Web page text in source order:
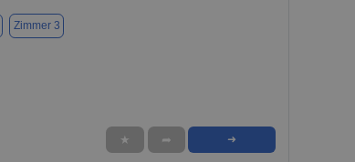
Zimmer 3
★ ➦ ➜